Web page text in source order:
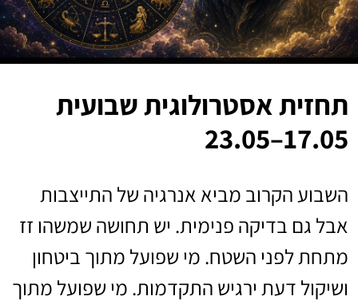
תחזית אסטרולוגית שבועית
17.05–23.05
השבוע הקרוב מביא אנרגיה של התייצבות
אבל גם בדיקה פנימית. יש תחושה שמשהו זז
מתחת לפני השטח. מי שפועל מתוך ביטחון
ושיקול דעת ירגיש התקדמות. מי שפועל מתוך